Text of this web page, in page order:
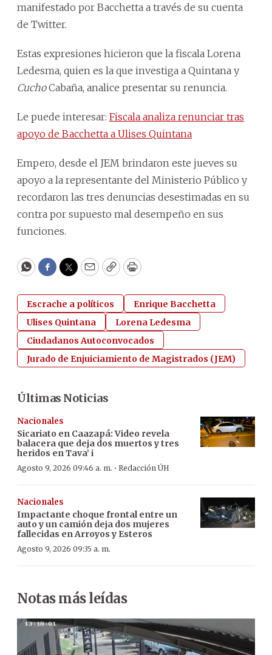
manifestado por Bacchetta a través de su cuenta
de Twitter.
Estas expresiones hicieron que la fiscala Lorena
Ledesma, quien es la que investiga a Quintana y
CuchoCabaña, analice presentar su renuncia.
Le puede interesar: Fiscala analiza renunciar tras
apoyo de Bacchetta a Ulises Quintana
Empero, desde el JEM brindaron este jueves su
apoyo a la representante del Ministerio Público y
recordaron las tres denuncias desestimadas en su
contra por supuesto mal desempeño en sus
funciones.
WhatsApp
Facebook
Twitter
EmailCopyPrint
Escrache a políticos
Enrique Bacchetta
Ulises Quintana
Lorena Ledesma
Ciudadanos Autoconvocados
Jurado de Enjuiciamiento de Magistrados (JEM)
Últimas Noticias
Nacionales
Sicariato en Caazapá: Video revela
balacera que deja dos muertos y tres
heridos en Tava’ i
Agosto 9, 2026 09:46 a. m. · Redacción ÚH
Nacionales
Impactante choque frontal entre un
auto y un camión deja dos mujeres
fallecidas en Arroyos y Esteros
Agosto 9, 2026 09:35 a. m.
Notas más leídas